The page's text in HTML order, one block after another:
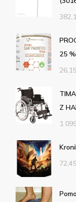
25
26,15
Z
1
72,45